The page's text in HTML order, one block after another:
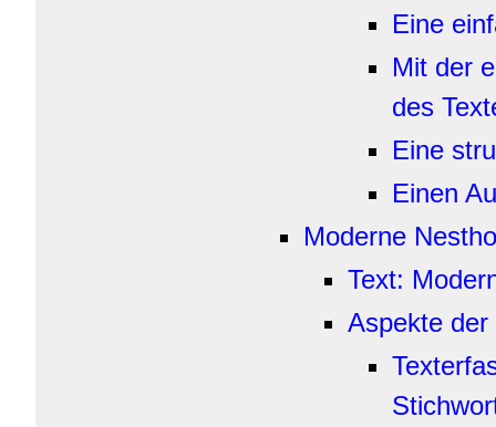
Eine
Mit der
des
Eine
Einen
Moderne
Text:
Aspekte